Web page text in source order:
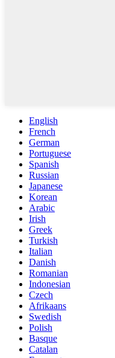
English
French
German
Portuguese
Spanish
Russian
Japanese
Korean
Arabic
Irish
Greek
Turkish
Italian
Danish
Romanian
Indonesian
Czech
Afrikaans
Swedish
Polish
Basque
Catalan